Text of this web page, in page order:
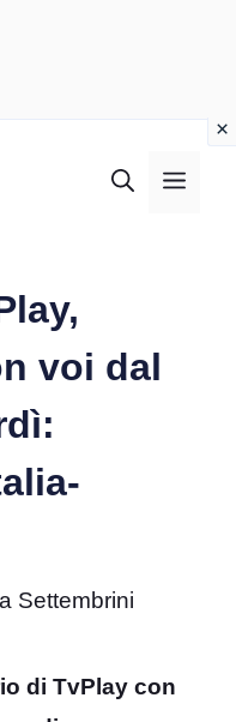
voi dal
Settembrini
di TvPlay con